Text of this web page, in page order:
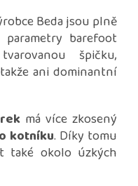
Beda jsou plně
barefoot
špičku,
ani dominantní
má více zkosený
kotníku. Díky tomu
také okolo úzkých